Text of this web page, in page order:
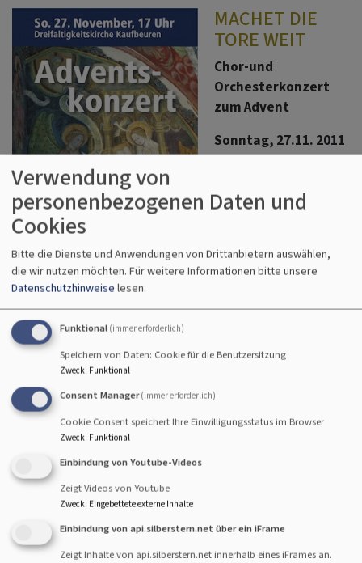
MACHET DIE
TORE WEIT
Chor-und
Orchesterkonzert
zum Advent
Sonntag, 27.11. 2011
17.00 Uhr
Kaufbeuren
Advent
von Johann Eccard
(400 Todestag 2011) und
Andreas Hammerschmidt (400. Geburtstag 2011)
sowie ihren Vorbildern H.Schütz, G.Gabrieli und Orlandus
Lassus
Vokalensemble The Blue Notes
La Banda, Augsburg, Orchester für alte Musik
auf Renaissance-Instrumenten
Leitung: Traugott Mayr
Kritik Adventskonzert
241.63 KB
Verwendung von
personenbezogenen Daten und
Cookies
Bitte die Dienste und Anwendungen von Drittanbietern auswählen,
die wir nutzen möchten. Für weitere Informationen bitte unsere
Datenschutzhinweise lesen.
Funktional (immer erforderlich)
Speichern von Daten: Cookie für die Benutzersitzung
Zweck: Funktional
Consent Manager (immer erforderlich)
Cookie Consent speichert Ihre Einwilligungsstatus im Browser
Zweck: Funktional
Einbindung von Youtube-Videos
Zeigt Videos von Youtube
Zweck: Eingebettete externe Inhalte
Einbindung von api.silberstern.net über ein iFrame
Zeigt Inhalte von api.silberstern.net innerhalb eines iFrames an.